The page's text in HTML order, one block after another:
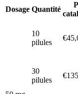
Dosage Quantité
10
pilules
30
pilules